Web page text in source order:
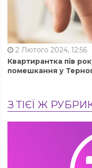
2 Лютого 2024, 12:56
Квартирантка пів
помешкання у
З ТІЄЇ Ж